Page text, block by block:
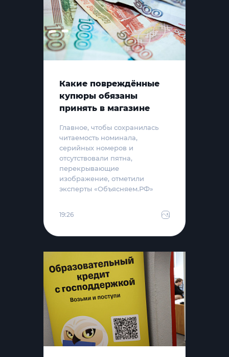
Какие повреждённые
купюры обязаны
принять в магазине
Главное, чтобы сохранилась
читаемость номинала,
серийных номеров и
отсутствовали пятна,
перекрывающие
изображение, отметили
эксперты «Объясняем.РФ»
19:26